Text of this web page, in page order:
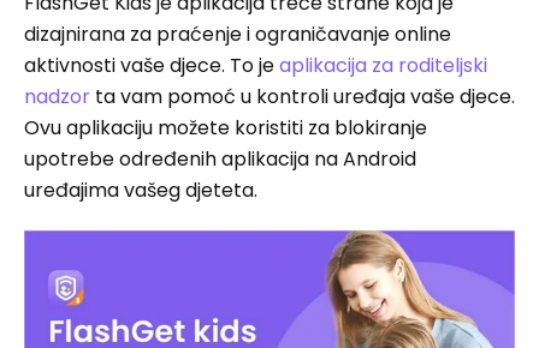
dizajnirana za praćenje i ograničavanje online
aktivnosti vaše djece. To jeaplikacija za roditeljski
nadzor ta vam pomoć u kontroli uređaja vaše djece.
Ovu aplikaciju možete koristiti za blokiranje
upotrebe određenih aplikacija na Android
uređajima vašeg djeteta.